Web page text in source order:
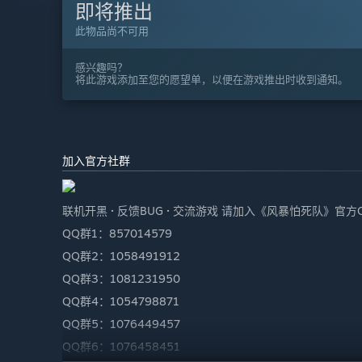
即将推出
此物品尚不可用
感兴趣吗？
将此游戏添加至您的愿望单，以便在游戏推出时收到通知。
加入官方社群
联机开黑 · 反馈BUG · 交流游戏 请加入《风暴怕死队》官方
QQ群1：857014579
QQ群2：1058491912
QQ群3：1081231950
QQ群4：1054798871
QQ群5：1076449457
QQ群6：1076458451